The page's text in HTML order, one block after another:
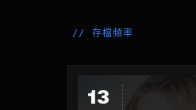
// 存檔頻率
13